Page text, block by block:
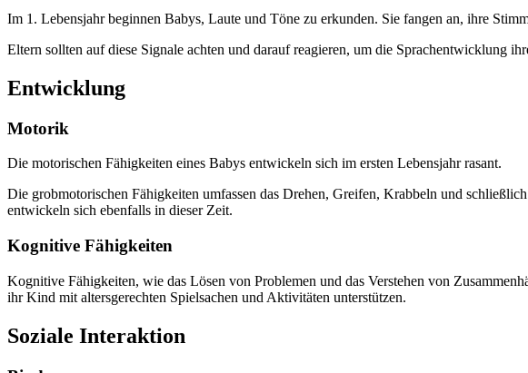
Im 1. Lebensjahr beginnen Babys, Laute und Töne zu erkunden. Sie fangen an, ihre
Eltern sollten auf diese Signale achten und darauf reagieren, um die Sprachentwicklung
Entwicklung
Motorik
Die motorischen Fähigkeiten eines Babys entwickeln sich im ersten Lebensjahr rasant.
Die grobmotorischen Fähigkeiten umfassen das Drehen, Greifen, Krabbeln und
entwickeln sich ebenfalls in dieser Zeit.
Kognitive Fähigkeiten
Kognitive Fähigkeiten, wie das Lösen von Problemen und das Verstehen von
ihr Kind mit altersgerechten Spielsachen und Aktivitäten unterstützen.
Soziale Interaktion